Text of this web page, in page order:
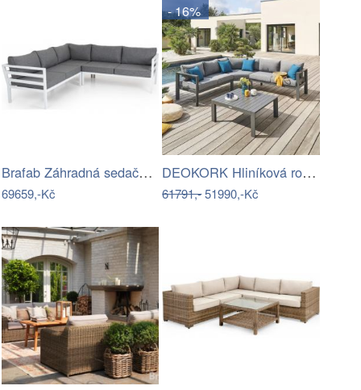
Brafab Záhradná sedačka WELDON - Biela…
69659,-Kč
- 16%
DEOKORK Hliníková rohová sestava…
61791,-51990,-Kč